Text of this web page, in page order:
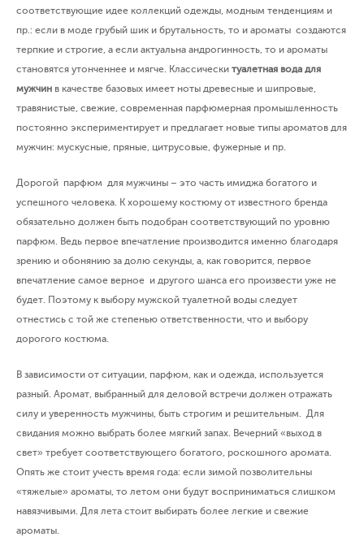
соответствующие идее коллекций одежды, модным тенденциям и
пр.: если в моде грубый шик и брутальность, то и ароматы создаются
терпкие и строгие, а если актуальна андрогинность, то и ароматы
становятся утонченнее и мягче. Классически туалетная вода для
мужчин в качестве базовых имеет ноты древесные и шипровые,
травянистые, свежие, современная парфюмерная промышленность
постоянно экспериментирует и предлагает новые типы ароматов для
мужчин: мускусные, пряные, цитрусовые, фужерные и пр.
Дорогой парфюм для мужчины – это часть имиджа богатого и
успешного человека. К хорошему костюму от известного бренда
обязательно должен быть подобран соответствующий по уровню
парфюм. Ведь первое впечатление производится именно благодаря
зрению и обонянию за долю секунды, а, как говорится, первое
впечатление самое верное и другого шанса его произвести уже не
будет. Поэтому к выбору мужской туалетной воды следует
отнестись с той же степенью ответственности, что и выбору
дорогого костюма.
В зависимости от ситуации, парфюм, как и одежда, используется
разный. Аромат, выбранный для деловой встречи должен отражать
силу и уверенность мужчины, быть строгим и решительным. Для
свидания можно выбрать более мягкий запах. Вечерний «выход в
свет» требует соответствующего богатого, роскошного аромата.
Опять же стоит учесть время года: если зимой позволительны
«тяжелые» ароматы, то летом они будут восприниматься слишком
навязчивыми. Для лета стоит выбирать более легкие и свежие
ароматы.